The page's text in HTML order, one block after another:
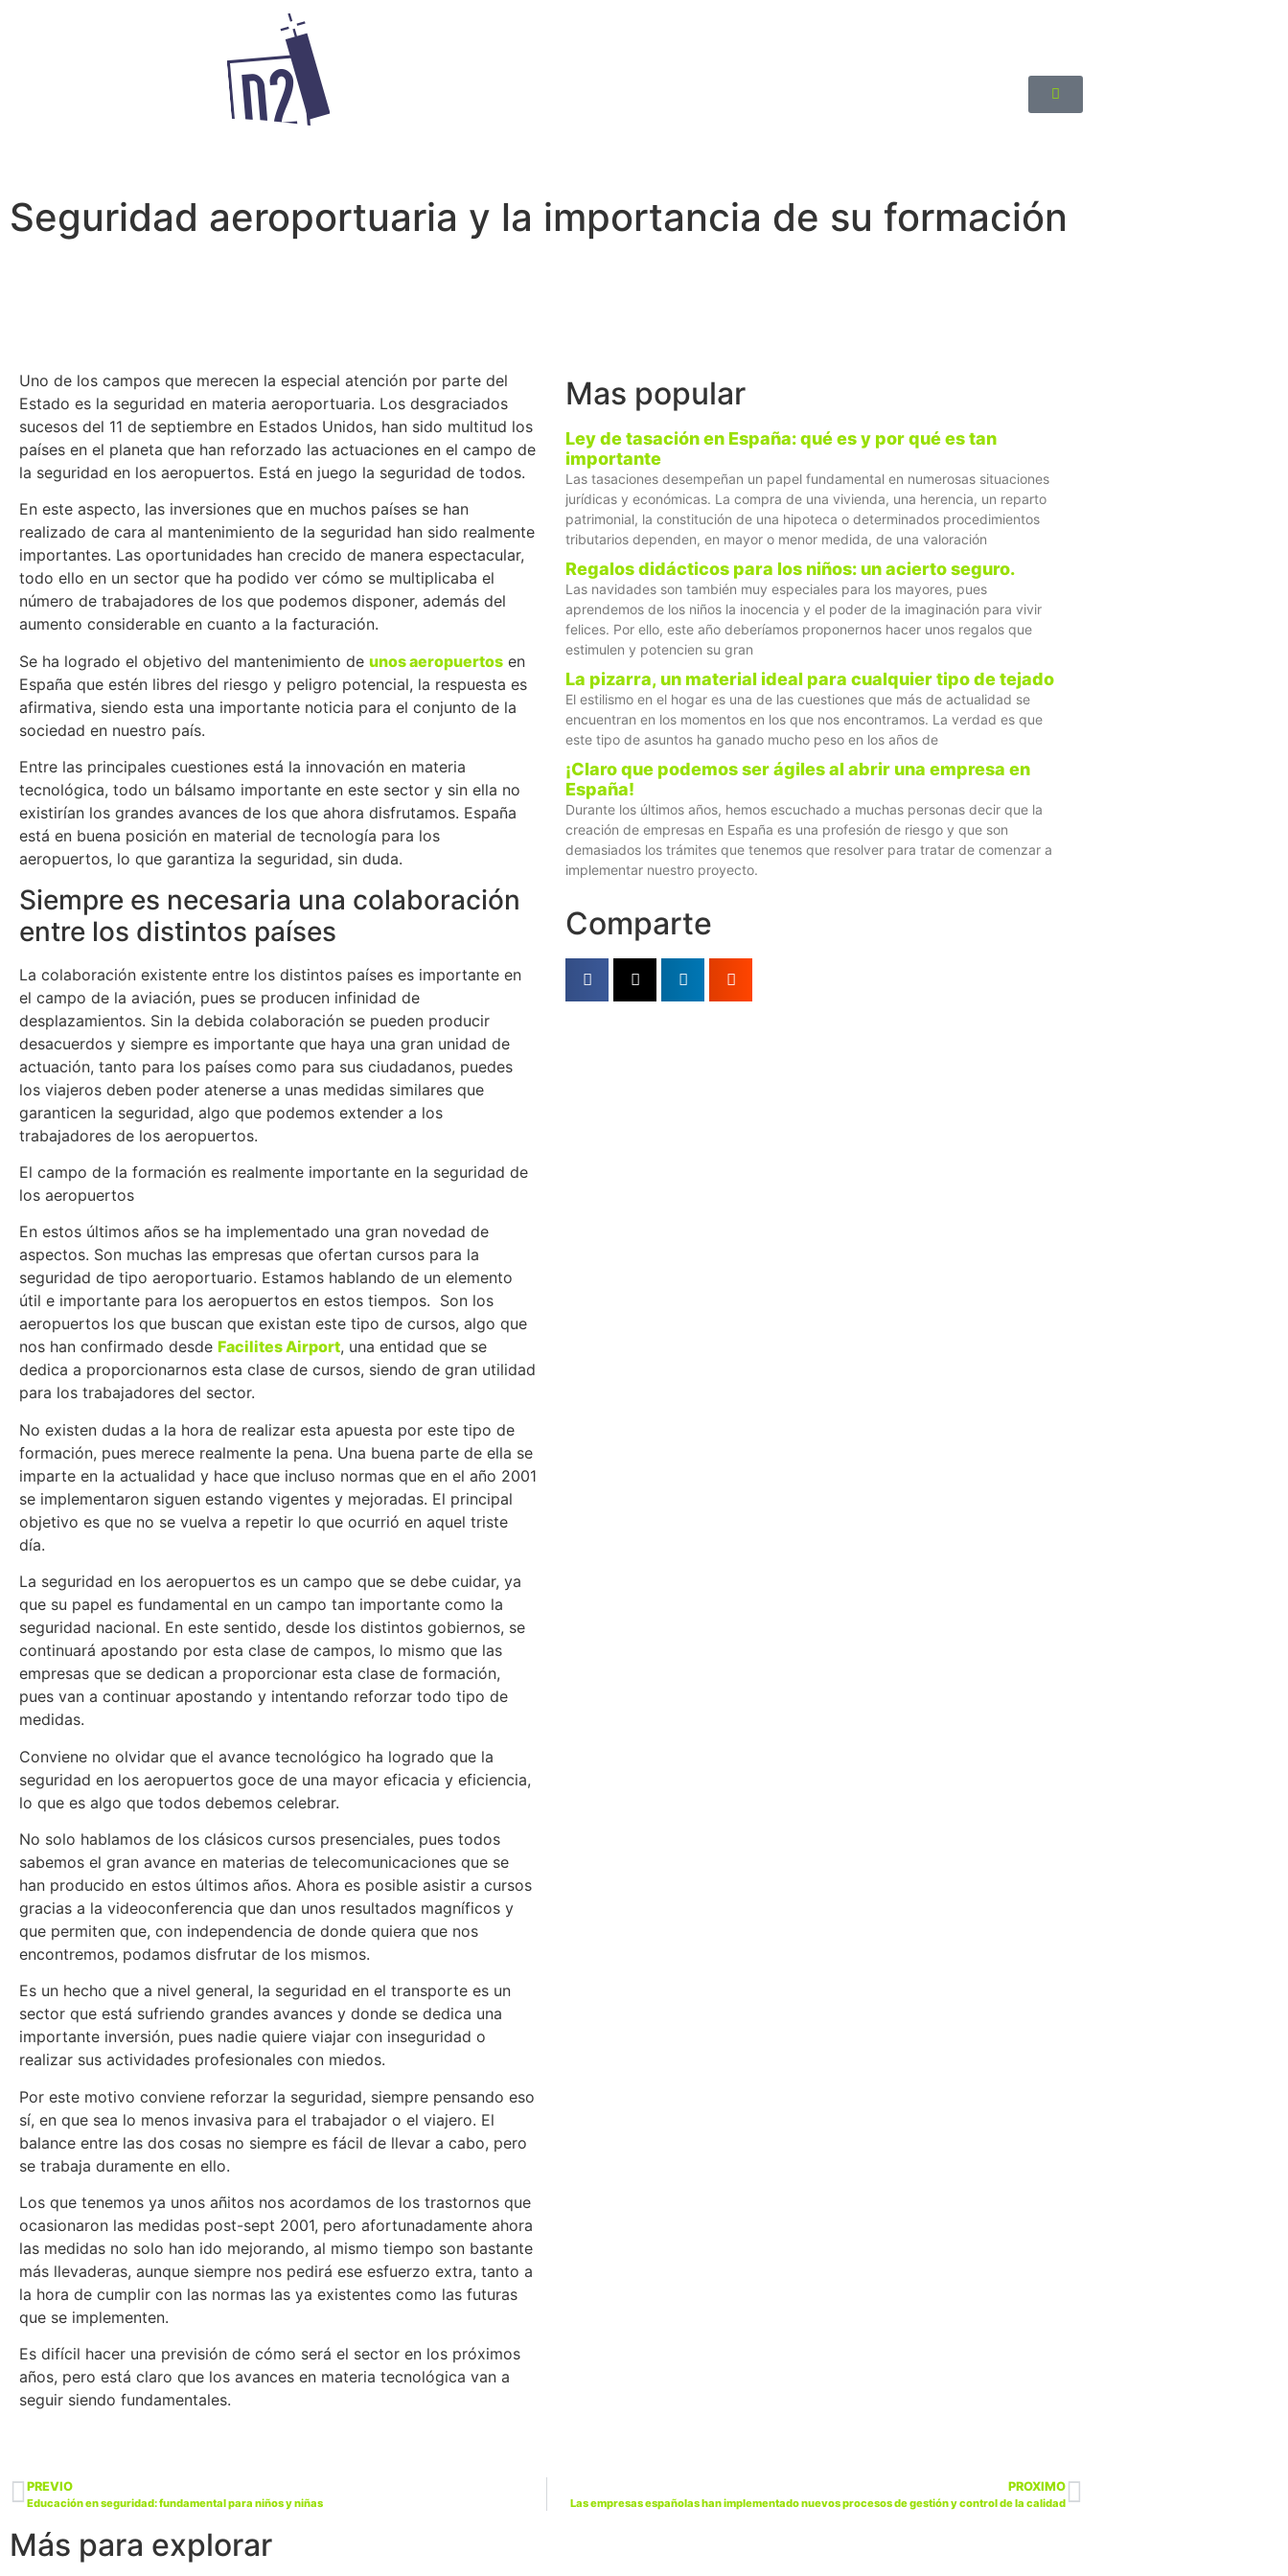
Seguridad aeroportuaria y la importancia de su formación
Uno de los campos que merecen la especial atención por parte del
Estado es la seguridad en materia aeroportuaria. Los desgraciados
sucesos del 11 de septiembre en Estados Unidos, han sido multitud los
países en el planeta que han reforzado las actuaciones en el campo de
la seguridad en los aeropuertos. Está en juego la seguridad de todos.
En este aspecto, las inversiones que en muchos países se han
realizado de cara al mantenimiento de la seguridad han sido realmente
importantes. Las oportunidades han crecido de manera espectacular,
todo ello en un sector que ha podido ver cómo se multiplicaba el
número de trabajadores de los que podemos disponer, además del
aumento considerable en cuanto a la facturación.
Se ha logrado el objetivo del mantenimiento de unos aeropuertos en
España que estén libres del riesgo y peligro potencial, la respuesta es
afirmativa, siendo esta una importante noticia para el conjunto de la
sociedad en nuestro país.
Entre las principales cuestiones está la innovación en materia
tecnológica, todo un bálsamo importante en este sector y sin ella no
existirían los grandes avances de los que ahora disfrutamos. España
está en buena posición en material de tecnología para los
aeropuertos, lo que garantiza la seguridad, sin duda.
Siempre es necesaria una colaboración
entre los distintos países
La colaboración existente entre los distintos países es importante en
el campo de la aviación, pues se producen infinidad de
desplazamientos. Sin la debida colaboración se pueden producir
desacuerdos y siempre es importante que haya una gran unidad de
actuación, tanto para los países como para sus ciudadanos, puedes
los viajeros deben poder atenerse a unas medidas similares que
garanticen la seguridad, algo que podemos extender a los
trabajadores de los aeropuertos.
El campo de la formación es realmente importante en la seguridad de
los aeropuertos
En estos últimos años se ha implementado una gran novedad de
aspectos. Son muchas las empresas que ofertan cursos para la
seguridad de tipo aeroportuario. Estamos hablando de un elemento
útil e importante para los aeropuertos en estos tiempos. Son los
aeropuertos los que buscan que existan este tipo de cursos, algo que
nos han confirmado desde Facilites Airport, una entidad que se
dedica a proporcionarnos esta clase de cursos, siendo de gran utilidad
para los trabajadores del sector.
No existen dudas a la hora de realizar esta apuesta por este tipo de
formación, pues merece realmente la pena. Una buena parte de ella se
imparte en la actualidad y hace que incluso normas que en el año 2001
se implementaron siguen estando vigentes y mejoradas. El principal
objetivo es que no se vuelva a repetir lo que ocurrió en aquel triste
día.
La seguridad en los aeropuertos es un campo que se debe cuidar, ya
que su papel es fundamental en un campo tan importante como la
seguridad nacional. En este sentido, desde los distintos gobiernos, se
continuará apostando por esta clase de campos, lo mismo que las
empresas que se dedican a proporcionar esta clase de formación,
pues van a continuar apostando y intentando reforzar todo tipo de
medidas.
Conviene no olvidar que el avance tecnológico ha logrado que la
seguridad en los aeropuertos goce de una mayor eficacia y eficiencia,
lo que es algo que todos debemos celebrar.
No solo hablamos de los clásicos cursos presenciales, pues todos
sabemos el gran avance en materias de telecomunicaciones que se
han producido en estos últimos años. Ahora es posible asistir a cursos
gracias a la videoconferencia que dan unos resultados magníficos y
que permiten que, con independencia de donde quiera que nos
encontremos, podamos disfrutar de los mismos.
Es un hecho que a nivel general, la seguridad en el transporte es un
sector que está sufriendo grandes avances y donde se dedica una
importante inversión, pues nadie quiere viajar con inseguridad o
realizar sus actividades profesionales con miedos.
Por este motivo conviene reforzar la seguridad, siempre pensando eso
sí, en que sea lo menos invasiva para el trabajador o el viajero. El
balance entre las dos cosas no siempre es fácil de llevar a cabo, pero
se trabaja duramente en ello.
Los que tenemos ya unos añitos nos acordamos de los trastornos que
ocasionaron las medidas post-sept 2001, pero afortunadamente ahora
las medidas no solo han ido mejorando, al mismo tiempo son bastante
más llevaderas, aunque siempre nos pedirá ese esfuerzo extra, tanto a
la hora de cumplir con las normas las ya existentes como las futuras
que se implementen.
Es difícil hacer una previsión de cómo será el sector en los próximos
años, pero está claro que los avances en materia tecnológica van a
seguir siendo fundamentales.
Mas popular
Ley de tasación en España: qué es y por qué es tan
importante
Las tasaciones desempeñan un papel fundamental en numerosas situaciones
jurídicas y económicas. La compra de una vivienda, una herencia, un reparto
patrimonial, la constitución de una hipoteca o determinados procedimientos
tributarios dependen, en mayor o menor medida, de una valoración
Regalos didácticos para los niños: un acierto seguro.
Las navidades son también muy especiales para los mayores, pues
aprendemos de los niños la inocencia y el poder de la imaginación para vivir
felices. Por ello, este año deberíamos proponernos hacer unos regalos que
estimulen y potencien su gran
La pizarra, un material ideal para cualquier tipo de tejado
El estilismo en el hogar es una de las cuestiones que más de actualidad se
encuentran en los momentos en los que nos encontramos. La verdad es que
este tipo de asuntos ha ganado mucho peso en los años de
¡Claro que podemos ser ágiles al abrir una empresa en
España!
Durante los últimos años, hemos escuchado a muchas personas decir que la
creación de empresas en España es una profesión de riesgo y que son
demasiados los trámites que tenemos que resolver para tratar de comenzar a
implementar nuestro proyecto.
Comparte
PREVIO
Educación en seguridad: fundamental para niños y niñas
PROXIMO
Las empresas españolas han implementado nuevos procesos de gestión y control de la calidad
Más para explorar